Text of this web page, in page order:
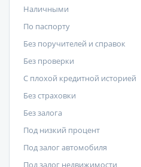
Наличными
По паспорту
Без поручителей и справок
Без проверки
С плохой кредитной историей
Без страховки
Без залога
Под низкий процент
Под залог автомобиля
Под залог недвижимости